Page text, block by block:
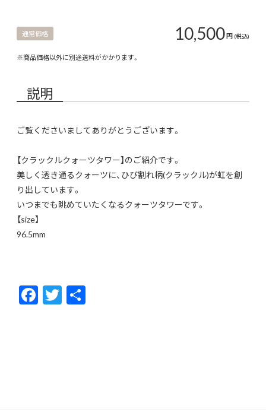
通常価格 10,500円 (税込)
※商品価格以外に別途送料がかかります。
説明
ご覧くださいましてありがとうございます。
【クラックルクォーツタワー】のご紹介です。
美しく透き通るクォーツに、ひび割れ柄(クラックル)が虹を創
り出しています。
いつまでも眺めていたくなるクォーツタワーです。
【size】
96.5mm
F
ac
T
w